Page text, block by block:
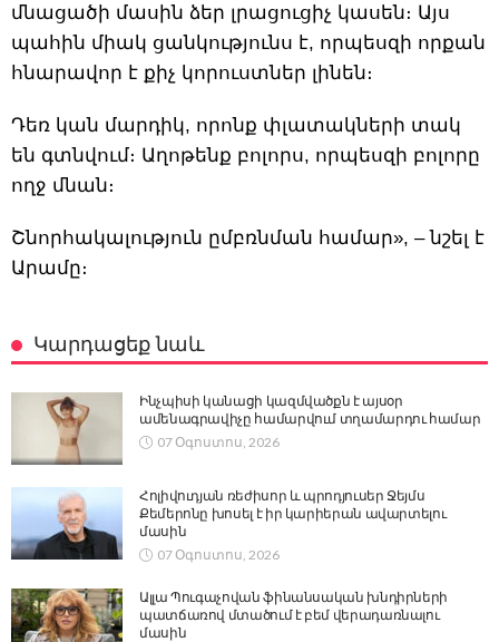
մնացածի մասին ձեր լրացուցիչ կասեն։ Այս
պահին միակ ցանկությունս է, որպեսզի որքան
հնարավոր է քիչ կորուստներ լինեն։
Դեռ կան մարդիկ, որոնք փլատակների տակ
են գտնվում։ Աղոթենք բոլորս, որպեսզի բոլորը
ողջ մնան։
Շնորհակալություն ըմբռնման համար», – նշել է
Արամը։
Կարդացեք նաև
Ինչպիսի կանացի կազմվածքն է այսօր
ամենագրավիչը համարվում տղամարդու համար
07 Օգոստոս, 2026
Հոլիվուդյան ռեժիսոր և պրոդյուսեր Ջեյմս
Քեմերոնը խոսել է իր կարիերան ավարտելու
մասին
07 Օգոստոս, 2026
Ալլա Պուգաչովան ֆինանսական խնդիրների
պատճառով մտածում է բեմ վերադառնալու
մասին